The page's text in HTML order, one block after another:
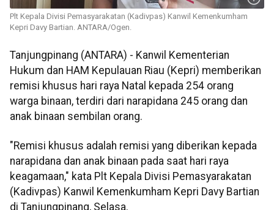
Plt Kepala Divisi Pemasyarakatan (Kadivpas) Kanwil Kemenkumham
Kepri Davy Bartian. ANTARA/Ogen.
Tanjungpinang (ANTARA) - Kanwil Kementerian
Hukum dan HAM Kepulauan Riau (Kepri) memberikan
remisi khusus hari raya Natal kepada 254 orang
warga binaan, terdiri dari narapidana 245 orang dan
anak binaan sembilan orang.
"Remisi khusus adalah remisi yang diberikan kepada
narapidana dan anak binaan pada saat hari raya
keagamaan," kata Plt Kepala Divisi Pemasyarakatan
(Kadivpas) Kanwil Kemenkumham Kepri Davy Bartian
di Tanjungpinang, Selasa.